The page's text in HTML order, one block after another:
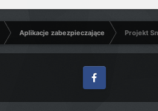
Aplikacje zabezpieczające Projekt
Facebook